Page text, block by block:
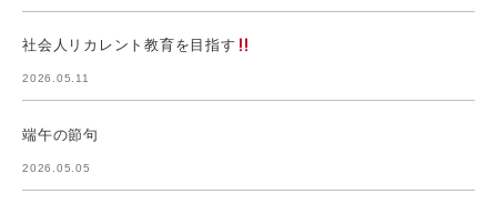
社会人リカレント教育を目指す
2026.05.11
端午の節句
2026.05.05